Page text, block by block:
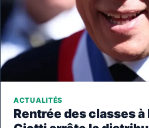
ACTUALITÉS
Rentrée des classes à